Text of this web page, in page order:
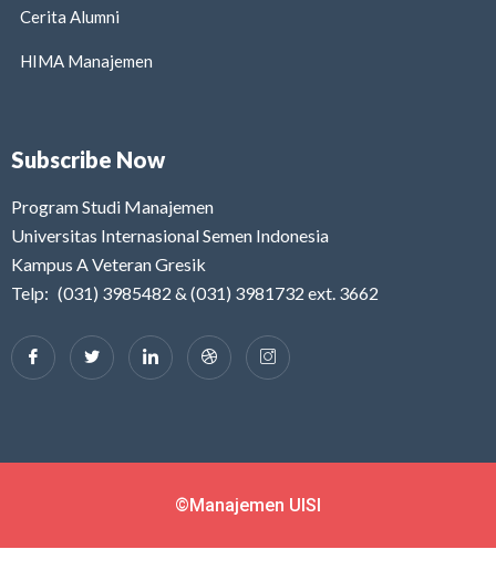
Cerita Alumni
HIMA Manajemen
Subscribe Now
Program Studi Manajemen
Universitas Internasional Semen Indonesia
Kampus A Veteran Gresik
Telp: (031) 3985482 & (031) 3981732 ext. 3662
©Manajemen UISI